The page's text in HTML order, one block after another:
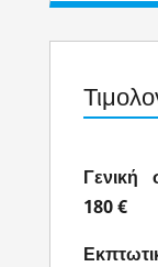
Γενική
180 €